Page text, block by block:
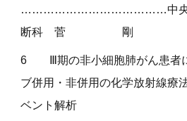
…………………………………中
断科 菅 剛
6
Ⅲ期の非小細胞肺がん患者
ブ併用・非併用の化学放射線療
ベント解析